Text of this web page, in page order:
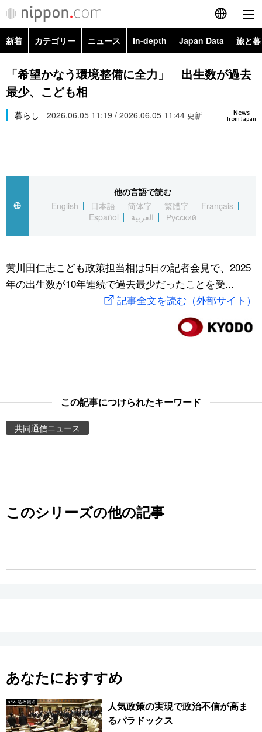
English
简体字
Русский
カテゴリー
経済・ビジネス
国際
文化
トップ
アーカイブ
In-depth
Japan Data
動画/Live
お知らせ
新着 カテゴリー ニュース In-depth Japan Data 旅と
政治・外交
経済・ビジネス
スポーツ・東京2020
Topics
「希望かなう環境整備に全力」 出生数が過去
最少、こども相
News
from Japan
暮らし 2026.06.05 11:19 / 2026.06.05 11:44 更新
他の言語で読む
English
日本語 简体字 繁體字
Français
Español
العربية Русский
黄川田仁志こども政策担当相は5日の記者会見で、2025
年の出生数が10年連続で過去最少だったことを受...
記事全文を読む（外部サイト）
この記事につけられたキーワード
共同通信ニュース
このシリーズの他の記事
あなたにおすすめ
人気政策の実現で政治不信が高ま
るパラドックス